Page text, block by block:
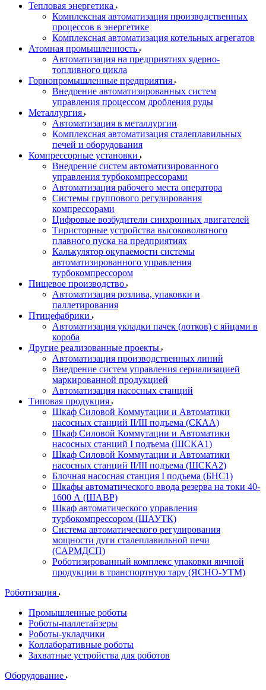
Тепловая энергетика
Комплексная автоматизация производственных
процессов в энергетике
Комплексная автоматизация котельных агрегатов
Атомная промышленность
Автоматизация на предприятиях ядерно-
топливного цикла
Горнопромышленные предприятия
Внедрение автоматизированных систем
управления процессом дробления руды
Металлургия
Автоматизация в металлургии
Комплексная автоматизация сталеплавильных
печей и оборудования
Компрессорные установки
Внедрение систем автоматизированного
управления турбокомпрессорами
Автоматизация рабочего места оператора
Системы группового регулирования
компрессорами
Цифровые возбудители синхронных двигателей
Тиристорные устройства высоковольтного
плавного пуска на предприятиях
Калькулятор окупаемости системы
автоматизированного управления
турбокомпрессором
Пищевое производство
Автоматизация розлива, упаковки и
паллетирования
Птицефабрики
Автоматизация укладки пачек (лотков) с яйцами в
короба
Другие реализованные проекты
Автоматизация производственных линий
Внедрение систем управления сериализацией
маркированной продукцией
Автоматизация насосных станций
Типовая продукция
Шкаф Силовой Коммутации и Автоматики
насосных станций II/III подъема (СКАА)
Шкаф Силовой Коммутации и Автоматики
насосных станций I подъема (ШСКА1)
Шкаф Силовой Коммутации и Автоматики
насосных станций II/III подъема (ШСКА2)
Блочная насосная станция I подъема (БНС1)
Шкафы автоматического ввода резерва на токи 40-
1600 А (ШАВР)
Шкаф автоматического управления
турбокомпрессором (ШАУТК)
Система автоматического регулирования
мощности дуги сталеплавильной печи
(САРМДСП)
Роботизированный комплекс упаковки яичной
продукции в транспортную тару (ЯСНО-УТМ)
Роботизация
Промышленные роботы
Роботы-паллетайзеры
Роботы-укладчики
Коллаборативные роботы
Захватные устройства для роботов
Оборудование